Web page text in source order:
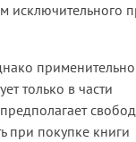
исключительного
только в части
при покупке книги